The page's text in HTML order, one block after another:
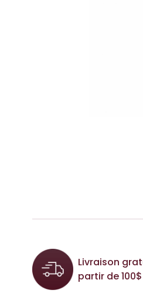
Livraison
partir de 100$